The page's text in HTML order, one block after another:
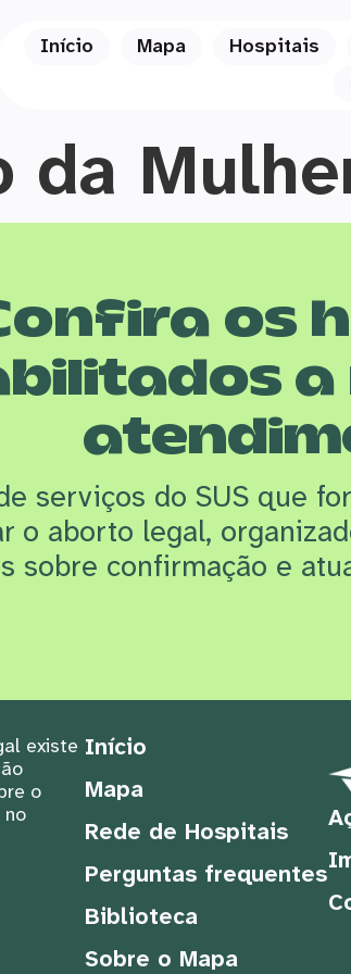
Início Mapa Hospitais
os
serviços do SUS que f
o aborto legal,
sobre confirmação e
existe
o
Início
Mapa
Rede de Hospitais
Perguntas frequentes
Biblioteca
Sobre o Mapa